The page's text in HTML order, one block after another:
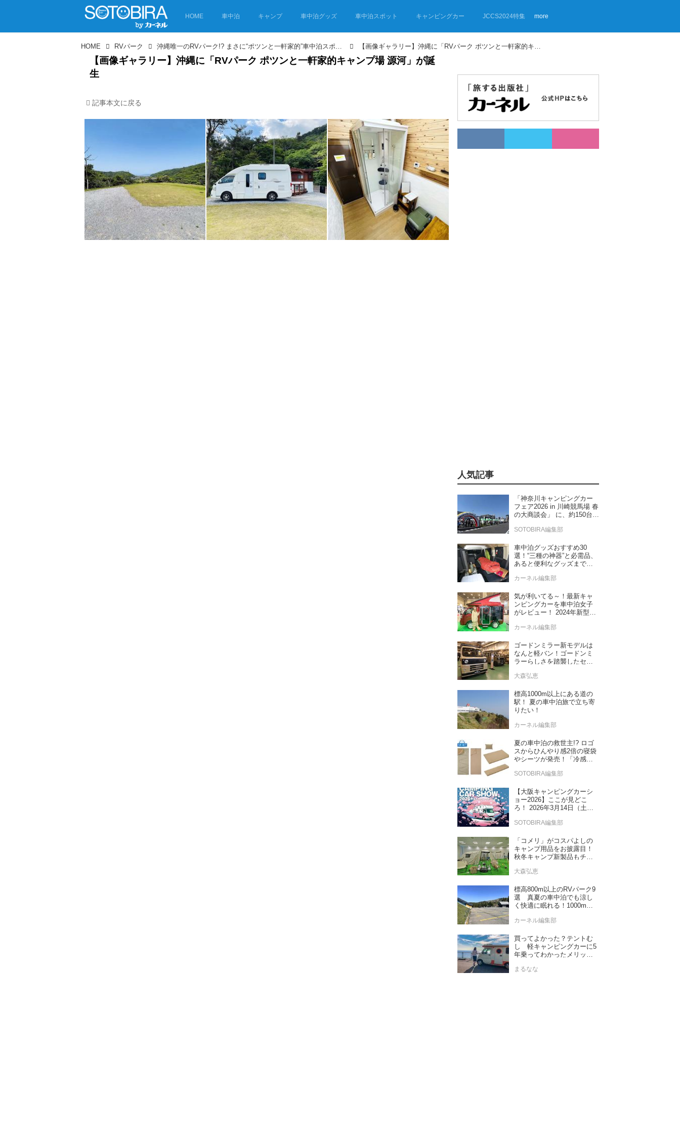
HOME 車中泊 キャンプ 車中泊グッズ 車中泊スポット キャンピングカー JCCS2024特集 more
HOME RVパーク 沖縄唯一のRVパーク!? まさに“ポツンと一軒家的”車中泊スポットがオープンしたぞ！ 【画像ギャラリー】沖縄に「RVパーク ポツンと一軒家的キャンプ場 源河」が誕生
【画像ギャラリー】沖縄に「RVパーク ポツンと一軒家的キャンプ場 源河」が誕
生
記事本文に戻る
人気記事
「神奈川キャンピングカー
フェア2026 in 川崎競馬場 春
の大商談会」 に、約150台の
SOTOBIRA編集部
車中泊グッズおすすめ30
選！“三種の神器”と必需品、
あると便利なグッズまで車
カーネル編集部
気が利いてる～！最新キャ
ンピングカーを車中泊女子
がレビュー！ 2024年新型モ
カーネル編集部
ゴードンミラー新モデルは
なんと軽バン！ゴードンミ
ラーらしさを踏襲したセン
売！
大森弘恵
標高1000m以上にある道の
駅！ 夏の車中泊旅で立ち寄
りたい！
カーネル編集部
夏の車中泊の救世主!? ロゴ
スからひんやり感2倍の寝袋
やシーツが発売！「冷感・
SOTOBIRA編集部
【大阪キャンピングカーシ
ョー2026】ここが見どこ
ろ！ 2026年3月14日（土）
大阪
SOTOBIRA編集部
「コメリ」がコスパよしの
キャンプ用品をお披露目！
秋冬キャンプ新製品もチェ
大森弘恵
標高800m以上のRVパーク9
選 真夏の車中泊でも涼し
く快適に眠れる！1000m以
カーネル編集部
買ってよかった？テントむ
し 軽キャンピングカーに5
年乗ってわかったメリット
まるなな